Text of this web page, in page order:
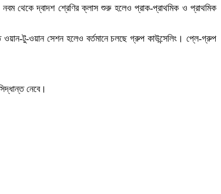
নবম থেকে দ্বাদশ শ্রেণির ক্লাস শুরু হলেও প্রাক-প্রাথমিক ও প্রাথমিক
ওয়ান-টু-ওয়ান সেশন হলেও বর্তমানে চলছে গ্রুপ কাউন্সেলিং। প্লে-গ্রুপ
নেবে।